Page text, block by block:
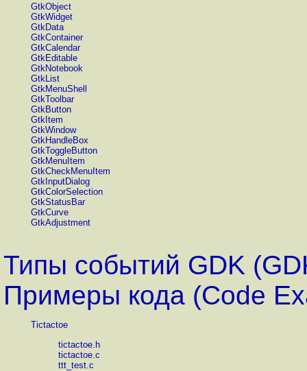
GtkObject
GtkWidget
GtkData
GtkContainer
GtkCalendar
GtkEditable
GtkNotebook
GtkList
GtkMenuShell
GtkToolbar
GtkButton
GtkItem
GtkWindow
GtkHandleBox
GtkToggleButton
GtkMenuItem
GtkCheckMenuItem
GtkInputDialog
GtkColorSelection
GtkStatusBar
GtkCurve
GtkAdjustment
Типы событий GDK
Примеры кода (Code
Tictactoe
tictactoe.h
tictactoe.c
ttt_test.c